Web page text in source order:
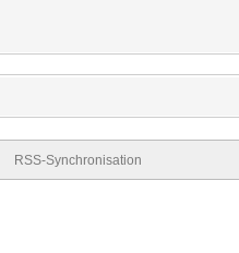
RSS-Synchronisation